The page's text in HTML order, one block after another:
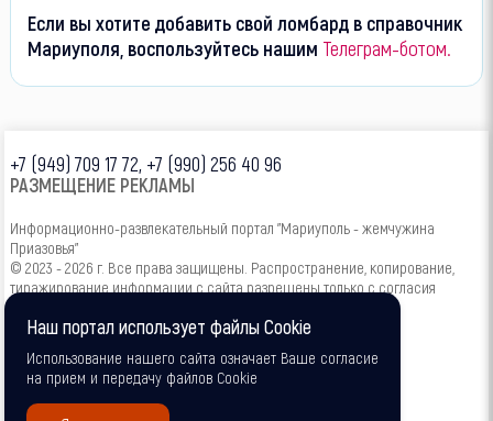
Если вы хотите добавить свой ломбард в справочник
Мариуполя, воспользуйтесь нашим Телеграм-ботом.
+7 (949) 709 17 72, +7 (990) 256 40 96
РАЗМЕЩЕНИЕ РЕКЛАМЫ
Информационно-развлекательный портал "Мариуполь - жемчужина
Приазовья"
© 2023 - 2026 г. Все права защищены. Распространение, копирование,
тиражирование информации с сайта разрешены только с согласия
16+
Наш портал использует файлы Cookie
Использование нашего сайта означает Ваше согласие
на прием и передачу файлов Cookie